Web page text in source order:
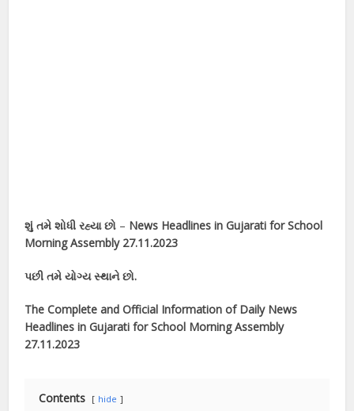
શું તમે શોધી રહ્યા છો – News Headlines in Gujarati for School
Morning Assembly 27.11.2023
પછી તમે યોગ્ય સ્થાને છો.
The Complete and Official Information of Daily News
Headlines in Gujarati for School Morning Assembly
27.11.2023
Contents hide